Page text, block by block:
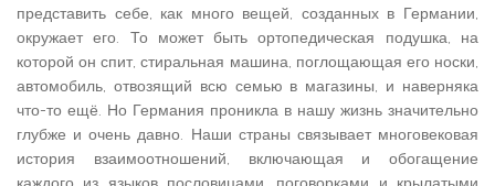
представить себе, как много вещей, созданных в Германии,
окружает его. То может быть ортопедическая подушка, на
которой он спит, стиральная машина, поглощающая его носки,
автомобиль, отвозящий всю семью в магазины, и наверняка
что-то ещё. Но Германия проникла в нашу жизнь значительно
глубже и очень давно. Наши страны связывает многовековая
история взаимоотношений, включающая и обогащение